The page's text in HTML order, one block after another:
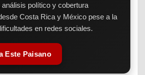
análisis político y cobertura
Costa Rica y México pese a la
en redes sociales.
Este Paisano